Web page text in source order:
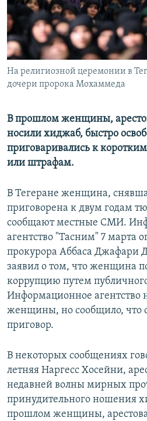
СОЦИАЛЬНЫЕ СЕТИ
На религиозной церемонии в
дочери пророка Мохаммеда
В прошлом женщины,
носили хиджаб, быстро
приговаривались к
или штрафам.
В Тегеране женщина,
приговорена к двум годам
сообщают местные СМИ.
агентство "Тасним" 7 марта
прокурора Аббаса Джафари
заявил о том, что женщина
коррупцию путем
Информационное агентство
женщины, но сообщило, что
приговор.
В некоторых сообщениях
летняя Наргесс Хосейни,
недавней волны мирных
принудительного ношения
прошлом женщины,